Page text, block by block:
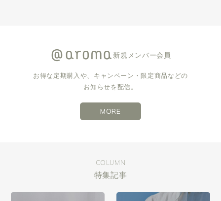
新規メンバー会員
お得な定期購入や、キャンペーン・限定商品などの
お知らせを配信。
MORE
COLUMN
特集記事